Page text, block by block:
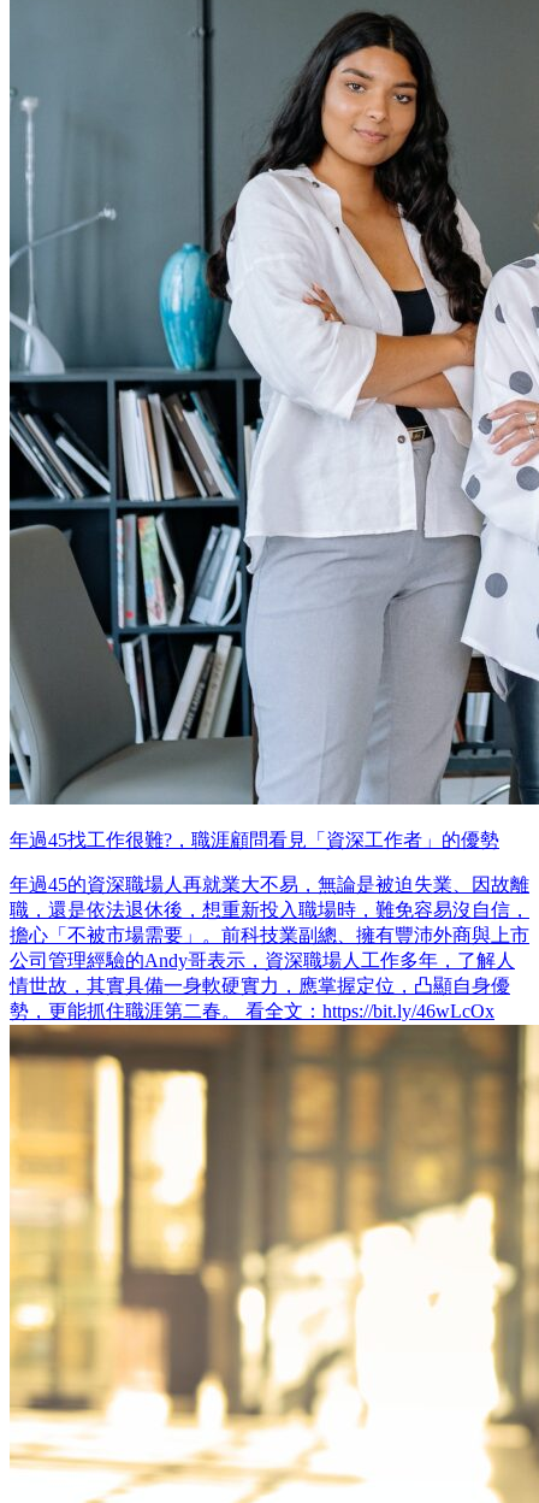
年過45找工作很難?，職涯顧問看見「資深工作者」的優勢
年過45的資深職場人再就業大不易，無論是被迫失業、因故離
職，還是依法退休後，想重新投入職場時，難免容易沒自信，
擔心「不被市場需要」。前科技業副總、擁有豐沛外商與上市
公司管理經驗的Andy哥表示，資深職場人工作多年，了解人
情世故，其實具備一身軟硬實力，應掌握定位，凸顯自身優
勢，更能抓住職涯第二春。 看全文：https://bit.ly/46wLcOx